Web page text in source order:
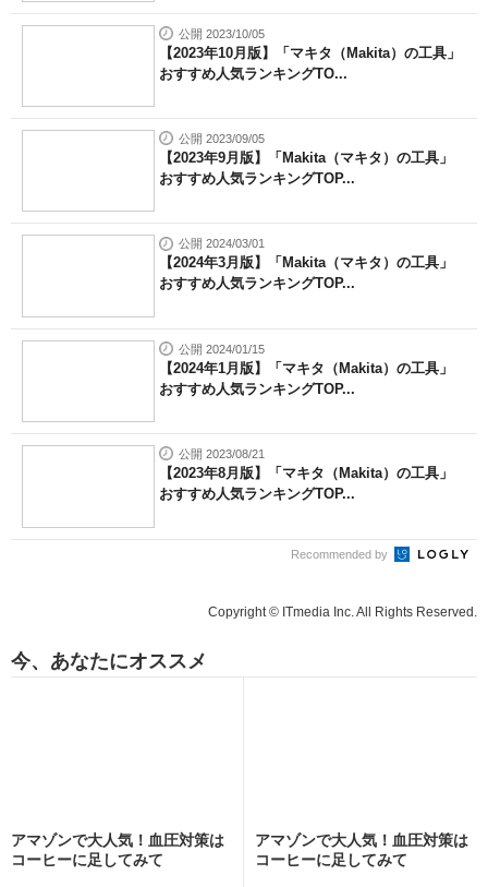
公開 2023/10/05
【2023年10月版】「マキタ（Makita）の工具」
おすすめ人気ランキングTO...
公開 2023/09/05
【2023年9月版】「Makita（マキタ）の工具」
おすすめ人気ランキングTOP...
公開 2024/03/01
【2024年3月版】「Makita（マキタ）の工具」
おすすめ人気ランキングTOP...
公開 2024/01/15
【2024年1月版】「マキタ（Makita）の工具」
おすすめ人気ランキングTOP...
公開 2023/08/21
【2023年8月版】「マキタ（Makita）の工具」
おすすめ人気ランキングTOP...
Recommended by
Copyright © ITmedia Inc. All Rights Reserved.
今、あなたにオススメ
アマゾンで大人気！血圧対策は
コーヒーに足してみて
アマゾンで大人気！血圧対策は
コーヒーに足してみて